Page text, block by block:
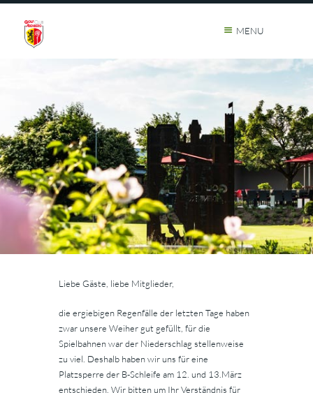
MENU
Liebe Gäste, liebe Mitglieder,
die ergiebigen Regenfälle der letzten Tage haben
zwar unsere Weiher gut gefüllt, für die
Spielbahnen war der Niederschlag stellenweise
zu viel. Deshalb haben wir uns für eine
Platzsperre der B-Schleife am 12. und 13.März
entschieden. Wir bitten um Ihr Verständnis für